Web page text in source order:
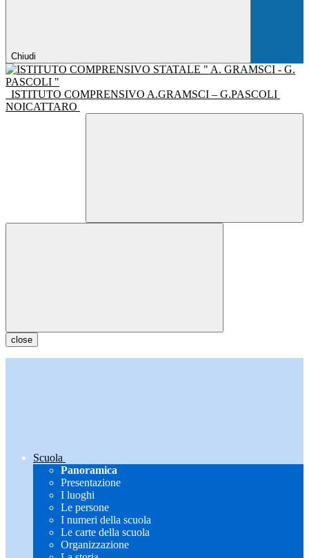
Chiudi
ISTITUTO COMPRENSIVO A.GRAMSCI – G.PASCOLI
NOICATTARO
close
Scuola
Panoramica
Presentazione
I luoghi
Le persone
I numeri della scuola
Le carte della scuola
Organizzazione